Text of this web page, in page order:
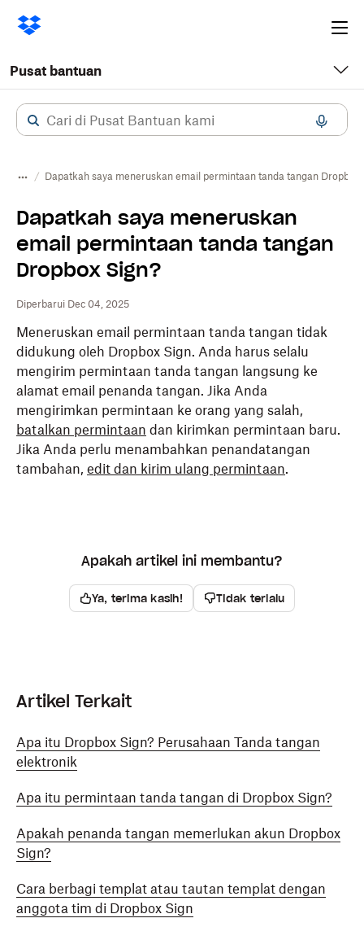
Pusat bantuan
Dapatkah saya meneruskan email permintaan tanda tangan Dropbox
Dapatkah saya meneruskan
email permintaan tanda tangan
Dropbox Sign?
Diperbarui Dec 04, 2025
Meneruskan email permintaan tanda tangan tidak
didukung oleh Dropbox Sign. Anda harus selalu
mengirim permintaan tanda tangan langsung ke
alamat email penanda tangan. Jika Anda
mengirimkan permintaan ke orang yang salah,
batalkan permintaan dan kirimkan permintaan baru.
Jika Anda perlu menambahkan penandatangan
tambahan, edit dan kirim ulang permintaan.
Apakah artikel ini membantu?
Ya, terima kasih! Tidak terlalu
Artikel Terkait
Apa itu Dropbox Sign? Perusahaan Tanda tangan
elektronik
Apa itu permintaan tanda tangan di Dropbox Sign?
Apakah penanda tangan memerlukan akun Dropbox
Sign?
Cara berbagi templat atau tautan templat dengan
anggota tim di Dropbox Sign